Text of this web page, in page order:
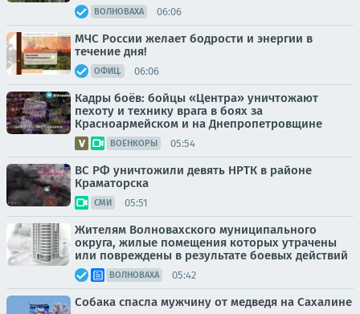
ВОЛНОВАХА 06:06
МЧС России желает бодрости и энергии в
течение дня!
ОФИЦ. 06:06
Кадры боёв: бойцы «Центра» уничтожают
пехоту и технику врага в боях за
Красноармейском и на Днепропетровщине
ВОЕНКОРЫ 05:54
ВС РФ уничтожили девять НРТК в районе
Краматорска
СМИ 05:51
Жителям Волновахского муниципального
округа, жилые помещения которых утрачены
или повреждены в результате боевых действий
ВОЛНОВАХА 05:42
Собака спасла мужчину от медведя на Сахалине